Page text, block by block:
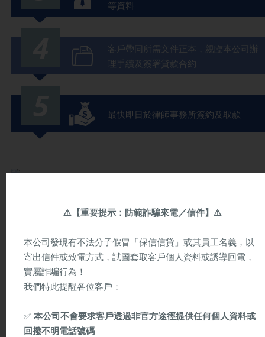
等資料
客戶帶同所需文件正本，親臨本公司辦
理手續及簽署貸款合約
最快即日於律師事務所簽約及取款
Three months payment records and bank statement
⚠️ 【重要提示：防範詐騙來電／信件】 ⚠️
本公司發現有不法分子假冒「保信信貸」或其員工名義，以
寄出信件或致電方式，試圖套取客戶個人資料或誘導回電，
實屬詐騙行為！
我們特此提醒各位客戶：
✅ 本公司不會要求客戶透過非官方途徑提供任何個人資料或
回撥不明電話號碼